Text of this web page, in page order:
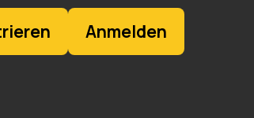
Anmelden